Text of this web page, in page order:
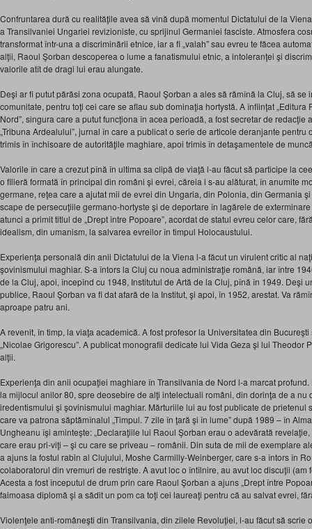
Confruntarea dură cu realităţile avea să vină după momentul Dictatului de la
a Transilvaniei Ungariei revizioniste, cu sprijinul Germaniei fasciste. Atmosfera
transformat într-una a discriminării etnice, iar a fi „valah” sau evreu te făcea
alţii, Raoul Şorban descoperea o lume a fanatismului etnic, a intoleranţei şi
valorile atît de dragi lui erau alungate.
Deşi ar fi putut părăsi zona ocupată, Raoul Şorban a ales să rămînă la Cluj, să se
comunitate, pentru toţi cei care se aflau sub dominaţia hortystă. A înfiinţat
Nord”, singura care a putut funcţiona în acea perioadă, a fost secretar de
„Tribuna Ardealului”, jurnal în care a publicat o serie de articole deranjante pentru
trimis în închisoare de autorităţile maghiare, apoi trimis în detaşamentele de
Valorile în care a crezut pînă în ultima sa clipă de viaţă l-au făcut să participe la
o filieră formată în principal din români şi evrei, căreia i s-au alăturat, în anumite
germane, reţea care a ajutat mii de evrei din Ungaria, din Polonia, din Germania
scape de persecuţiile germano-hortyste şi de deportare în lagărele de
atunci a primit titlul de „Drept între Popoare”, acordat de statul evreu celor care,
idealism, din umanism, la salvarea evreilor în timpul Holocaustului.
Experienţa personală din anii Dictatului de la Viena l-a făcut un virulent critic al
şovinismului maghiar. S-a întors la Cluj cu noua administraţie română, iar între
de la Cluj, apoi, începînd cu 1948, Institutul de Artă de la Cluj, pînă în 1949. Deşi
publice, Raoul Şorban va fi dat afară de la Institut, şi apoi, în 1952, arestat. Va
aproape patru ani.
A revenit, în timp, la viaţa academică. A fost profesor la Universitatea din
„Nicolae Grigorescu”. A publicat monografii dedicate lui Vida Geza şi lui Theodor
alţii.
Experienţa din anii ocupaţiei maghiare în Transilvania de Nord l-a marcat
la mijlocul anilor 80, spre deosebire de alţi intelectuali români, din dorinţa de a nu
iredentismului şi şovinismului maghiar. Mărturiile lui au fost publicate de prietenul
care va patrona săptămînalul „Timpul. 7 zile în ţară şi în lume” după 1989 – în
Ungheanu îşi aminteşte: „Declaraţiile lui Raoul Şorban erau o adevărată
care erau pri-viţi – şi cu care se priveau – românii. Din suta de mii de exemplare
a ajuns la fostul rabin al Clujului, Moshe Carmilly-Weinberger, care s-a întors în
colaboratorul din vremuri de restrişte. A avut loc o întîlnire, au avut loc discuţii (am
Acesta a fost începutul de drum prin care Raoul Şorban a ajuns „Drept între
faimoasa diplomă şi a sădit un pom ca toţi cei laureaţi pentru că au salvat evrei,
Violenţele anti-româneşti din Transilvania, din zilele Revoluţiei, l-au făcut să scrie